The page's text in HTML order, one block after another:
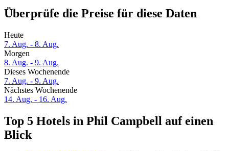
Überprüfe die Preise für diese Daten
Heute
7. Aug. - 8. Aug.
Morgen
8. Aug. - 9. Aug.
Dieses Wochenende
7. Aug. - 9. Aug.
Nächstes Wochenende
14. Aug. - 16. Aug.
Top 5 Hotels in Phil Campbell auf einen
Blick